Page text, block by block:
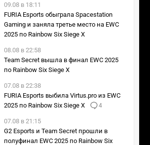
09.08 в 18:11
FURIA Esports обыграла Spacestation
Gaming и заняла третье место на EWC
2025 по Rainbow Six Siege X
08.08 в 22:58
Team Secret вышла в финал EWC 2025
по Rainbow Six Siege X
07.08 в 22:38
FURIA Esports выбила Virtus.pro из EWC
2025 по Rainbow Six Siege X
4
07.08 в 21:15
G2 Esports и Team Secret прошли в
полуфинал EWC 2025 по Rainbow Six